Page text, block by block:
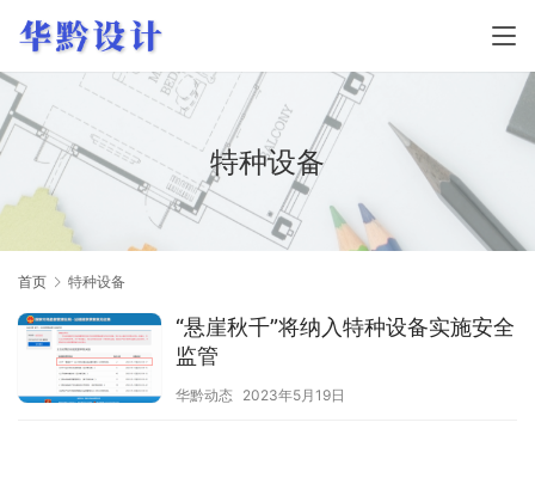
特种设备
首页 特种设备
“悬崖秋千”将纳入特种设备实施安全
监管
华黔动态 2023年5月19日